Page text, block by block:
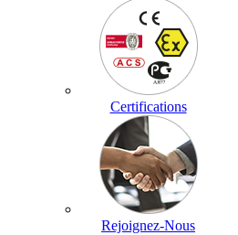
Certifications
Rejoignez-Nous